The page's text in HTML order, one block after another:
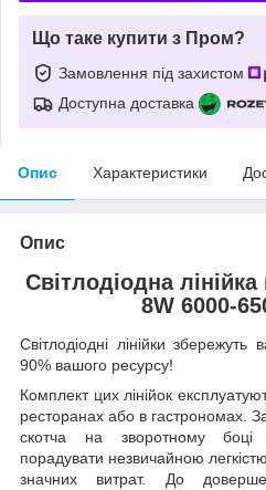
Що таке купити з Пром?
Замовлення під захистом
Доступна доставка
Опис Характеристики
Опис
Світлодіодна
8W 6000-
Світлодіодні лінійки
90% вашого ресурсу!
Комплект цих лінійок
ресторанах або в гастрономах.
скотча на зворотному боці
порадувати незвичайною
значних витрат. До